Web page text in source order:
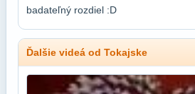
badateľný rozdiel :D
Ďalšie videá od Tokajske